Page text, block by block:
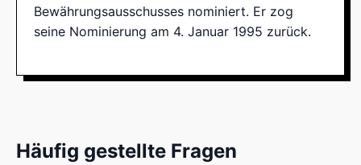
Bewährungsausschusses nominiert. Er zog
seine Nominierung am 4. Januar 1995 zurück.
Häufig gestellte Fragen